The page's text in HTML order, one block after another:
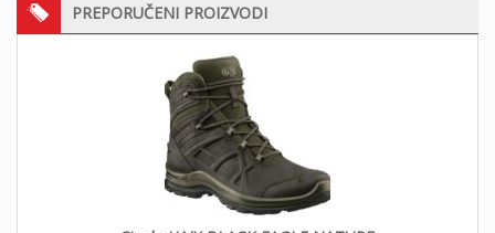
PREPORUČENI PROIZVODI